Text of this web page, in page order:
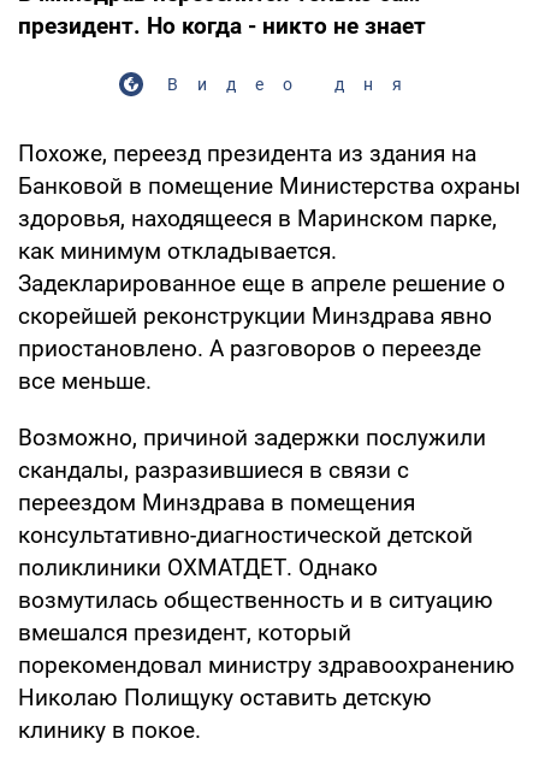
президент. Но когда - никто не знает
Видео дня
Похоже, переезд президента из здания на
Банковой в помещение Министерства охраны
здоровья, находящееся в Маринском парке,
как минимум откладывается.
Задекларированное еще в апреле решение о
скорейшей реконструкции Минздрава явно
приостановлено. А разговоров о переезде
все меньше.
Возможно, причиной задержки послужили
скандалы, разразившиеся в связи с
переездом Минздрава в помещения
консультативно-диагностической детской
поликлиники ОХМАТДЕТ. Однако
возмутилась общественность и в ситуацию
вмешался президент, который
порекомендовал министру здравоохранению
Николаю Полищуку оставить детскую
клинику в покое.